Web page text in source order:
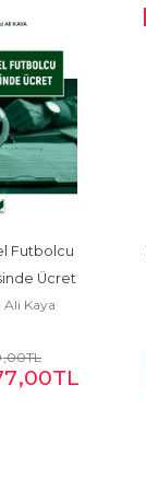
Futbolcu
Ücret
Ali Kaya
,00TL
,00TL